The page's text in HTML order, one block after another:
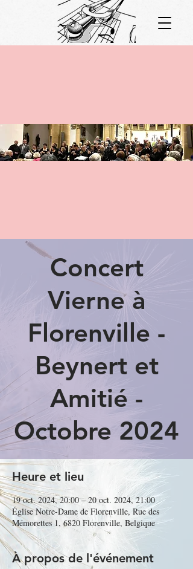
Concert
Vierne à
Florenville -
Beynert et
Amitié -
Octobre 2024
Heure et lieu
19 oct. 2024, 20:00 – 20 oct. 2024, 21:00
Église Notre-Dame de Florenville, Rue des
Mémorettes 1, 6820 Florenville, Belgique
À propos de l'événement